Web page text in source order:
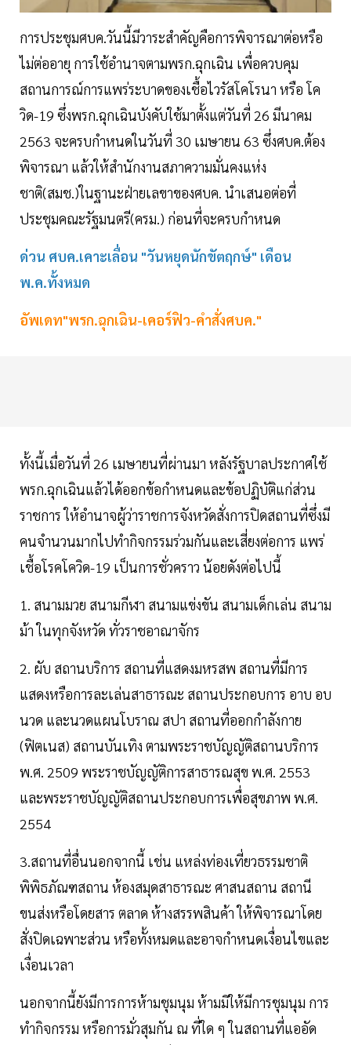
การประชุมศบค.วันนี้มีวาระสำคัญคือการพิจารณาต่อหรือ
ไม่ต่ออายุ การใช้อำนาจตามพรก.ฉุกเฉิน เพื่อควบคุม
สถานการณ์การแพร่ระบาดของเชื้อไวรัสโคโรนา หรือ โค
วิด-19 ซึ่งพรก.ฉุกเฉินบังคับใช้มาตั้งแต่วันที่ 26 มีนาคม
2563 จะครบกำหนดในวันที่ 30 เมษายน 63 ซึ่งศบค.ต้อง
พิจารณา แล้วให้สำนักงานสภาความมั่นคงแห่ง
ชาติ(สมช.)ในฐานะฝ่ายเลขาของศบค. นำเสนอต่อที่
ประชุมคณะรัฐมนตรี(ครม.) ก่อนที่จะครบกำหนด
ด่วน ศบค.เคาะเลื่อน "วันหยุดนักขัตฤกษ์" เดือน
พ.ค.ทั้งหมด
อัพเดท"พรก.ฉุกเฉิน-เคอร์ฟิว-คำสั่งศบค."
ทั้งนี้เมื่อวันที่ 26 เมษายนที่ผ่านมา หลังรัฐบาลประกาศใช้
พรก.ฉุกเฉินแล้วได้ออกข้อกําหนดและข้อปฏิบัติแก่ส่วน
ราชการ ให้อำนาจผู้ว่าราชการจังหวัดสั่งการปิดสถานที่ซึ่งมี
คนจํานวนมากไปทํากิจกรรมร่วมกันและเสี่ยงต่อการ แพร่
เชื้อโรคโควิด-19 เป็นการชั่วคราว น้อยดังต่อไปนี้
1. สนามมวย สนามกีฬา สนามแข่งขัน สนามเด็กเล่น สนาม
ม้า ในทุกจังหวัด ทั่วราชอาณาจักร
2. ผับ สถานบริการ สถานที่แสดงมหรสพ สถานที่มีการ
แสดงหรือการละเล่นสาธารณะ สถานประกอบการ อาบ อบ
นวด และนวดแผนโบราณ สปา สถานที่ออกกําลังกาย
(ฟิตเนส) สถานบันเทิง ตามพระราชบัญญัติสถานบริการ
พ.ศ. 2509 พระราชบัญญัติการสาธารณสุข พ.ศ. 2553
และพระราชบัญญัติสถานประกอบการเพื่อสุขภาพ พ.ศ.
2554
3.สถานที่อื่นนอกจากนี้ เช่น แหล่งท่องเที่ยวธรรมชาติ
พิพิธภัณฑสถาน ห้องสมุดสาธารณะ ศาสนสถาน สถานี
ขนส่งหรือโดยสาร ตลาด ห้างสรรพสินค้า ให้พิจารณาโดย
สั่งปิดเฉพาะส่วน หรือทั้งหมดและอาจกําหนดเงื่อนไขและ
เงื่อนเวลา
นอกจากนี้ยังมีการการห้ามชุมนุม ห้ามมิให้มีการชุมนุม การ
ทํากิจกรรม หรือการมั่วสุมกัน ณ ที่ใด ๆ ในสถานที่แออัด